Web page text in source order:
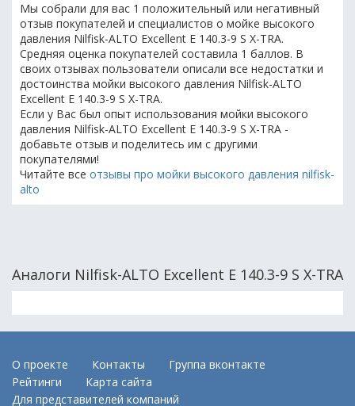
Мы собрали для вас 1 положительный или негативный
отзыв покупателей и специалистов о мойке высокого
давления Nilfisk-ALTO Excellent E 140.3-9 S X-TRA.
Средняя оценка покупателей составила 1 баллов. В
своих отзывах пользователи описали все недостатки и
достоинства мойки высокого давления Nilfisk-ALTO
Excellent E 140.3-9 S X-TRA.
Если у Вас был опыт использования мойки высокого
давления Nilfisk-ALTO Excellent E 140.3-9 S X-TRA -
добавьте отзыв и поделитесь им с другими
покупателями!
Читайте все отзывы про мойки высокого давления nilfisk-
alto
Аналоги Nilfisk-ALTO Excellent E 140.3-9 S X-TRA
О проекте Контакты
Группа вконтакте
Рейтинги
Карта сайта
Для представителей компаний